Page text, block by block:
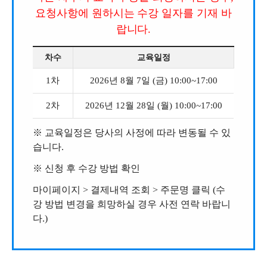
요청사항에 원하시는 수강 일자를 기재 바
랍니다.
차수 교육일정
1차 2026년 8월 7일 (금) 10:00~17:00
2차 2026년 12월 28일 (월) 10:00~17:00
※ 교육일정은 당사의 사정에 따라 변동될 수 있
습니다.
※ 신청 후 수강 방법 확인
마이페이지 > 결제내역 조회 > 주문명 클릭 (수
강 방법 변경을 희망하실 경우 사전 연락 바랍니
다.)